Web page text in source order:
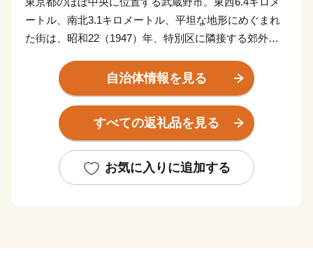
ートル、南北3.1キロメートル、平坦な地形にめぐまれ
た街は、昭和22（1947）年、特別区に隣接する郊外住
本市は、施策の計画・展開にあたって、早くから市民参
加を掲げ、先駆的に取り組んできました。高い市民意識
に基づいて策定された長期計画(10年から12年周期)とこ
に実行され、緑豊かな住宅都市と教育・福祉・健康・文
化・スポーツ・情報などの生活型の産業が高度に集積し
自治体情報を見る
すべての返礼品を見る
お気に入りに追加する